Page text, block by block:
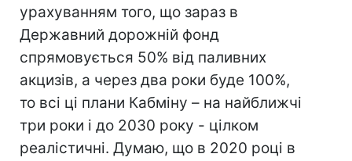
урахуванням того, що зараз в
Державний дорожній фонд
спрямовується 50% від паливних
акцизів, а через два роки буде 100%,
то всі ці плани Кабміну – на найближчі
три роки і до 2030 року - цілком
реалістичні. Думаю, що в 2020 році в